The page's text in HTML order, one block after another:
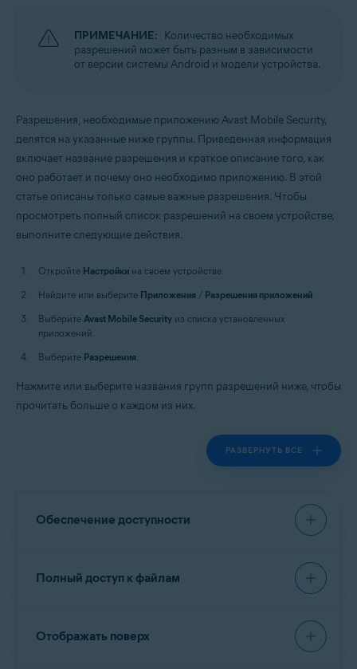
ПРИМЕЧАНИЕ: Количество необходимых
разрешений может быть разным в зависимости
от версии системы Android и модели устройства.
Разрешения, необходимые приложению Avast Mobile Security,
делятся на указанные ниже группы. Приведенная информация
включает название разрешения и краткое описание того, как
оно работает и почему оно необходимо приложению. В этой
статье описаны только самые важные разрешения. Чтобы
просмотреть полный список разрешений на своем устройстве,
выполните следующие действия.
Откройте Настройки на своем устройстве.
Найдите или выберите Приложения / Разрешения приложений.
Выберите Avast Mobile Security из списка установленных
приложений.
Выберите Разрешения.
Нажмите или выберите названия групп разрешений ниже, чтобы
прочитать больше о каждом из них.
РАЗВЕРНУТЬ ВСЕ
Обеспечение доступности
РазрешаетВеб-защитесканировать и
Разрешает просматривать ваш экран и отображать
содержимое поверх других приложений.
Полный доступ к файлам
РазрешаетХранилище фотографий
Отображать поверх